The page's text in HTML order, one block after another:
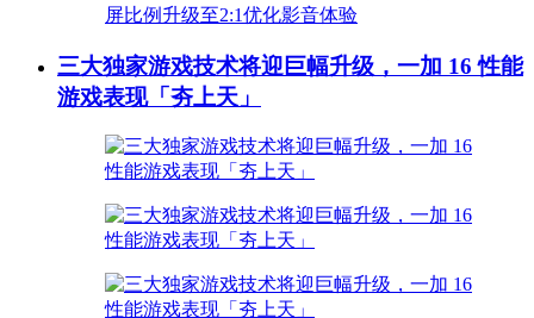
三大独家游戏技术将迎巨幅升级，一加 16 性能
游戏表现「夯上天」